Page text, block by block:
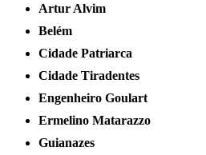
Artur Alvim
Belém
Cidade Patriarca
Cidade Tiradentes
Engenheiro Goulart
Ermelino Matarazzo
Guianazes